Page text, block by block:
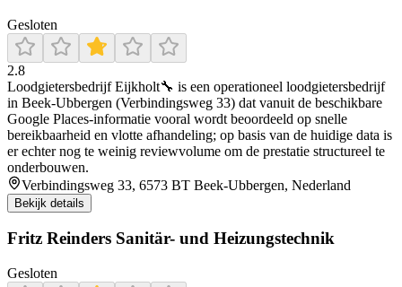
Gesloten
2.8
Loodgietersbedrijf Eijkholt🔧 is een operationeel loodgietersbedrijf
in Beek-Ubbergen (Verbindingsweg 33) dat vanuit de beschikbare
Google Places-informatie vooral wordt beoordeeld op snelle
bereikbaarheid en vlotte afhandeling; op basis van de huidige data is
er echter nog te weinig reviewvolume om de prestatie structureel te
onderbouwen.
Verbindingsweg 33, 6573 BT Beek-Ubbergen, Nederland
Bekijk details
Fritz Reinders Sanitär- und Heizungstechnik
Gesloten